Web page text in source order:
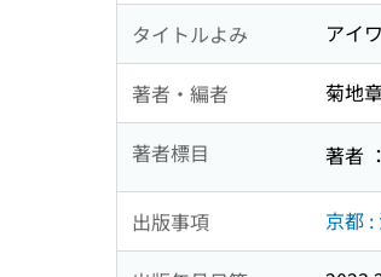
タイトルよみ アイ
著者・編者 菊地
著者標目 著者 ：
出版事項 京都 :